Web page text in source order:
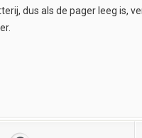
dus als de pager leeg is,